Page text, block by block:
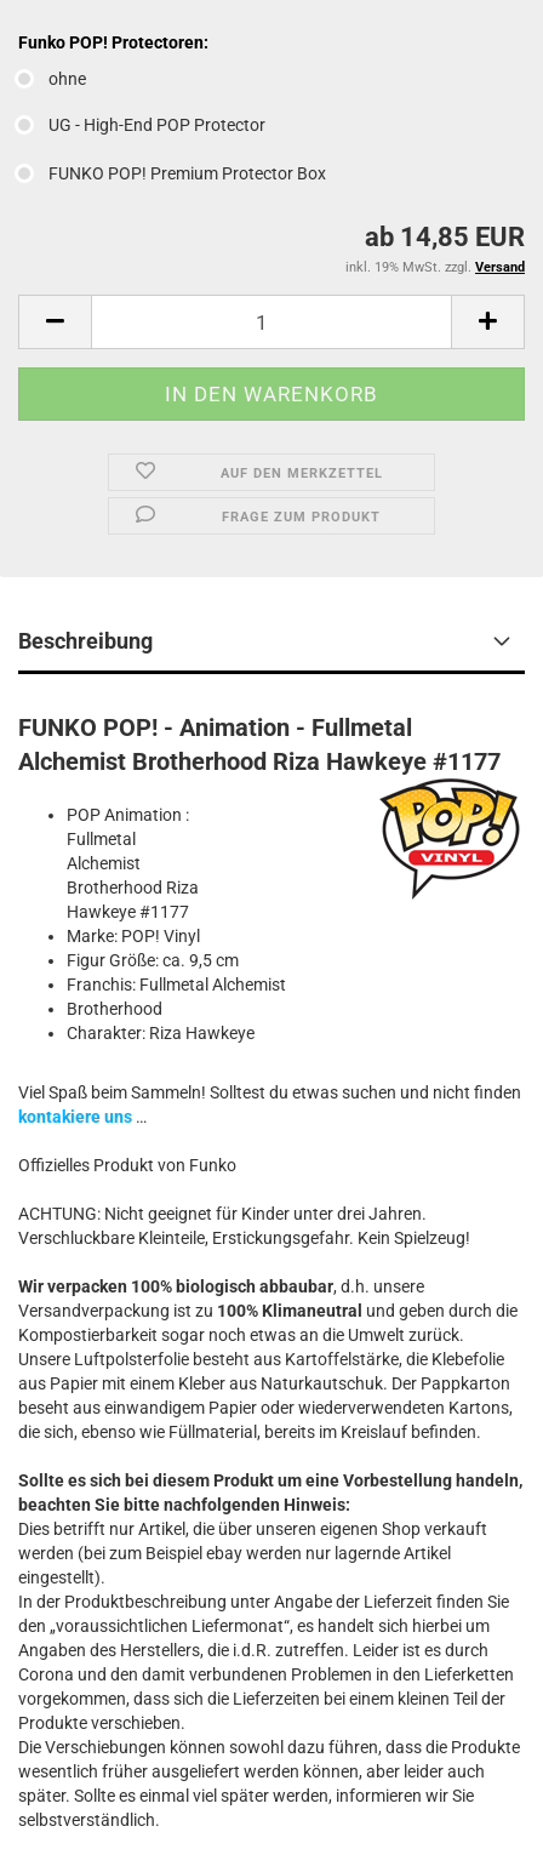
Funko POP! Protectoren:
ohne
UG - High-End POP Protector
FUNKO POP! Premium Protector Box
ab 14,85 EUR
inkl. 19% MwSt. zzgl. Versand
AUF DEN MERKZETTEL
FRAGE ZUM PRODUKT
Beschreibung
FUNKO POP! - Animation - Fullmetal
Alchemist Brotherhood Riza Hawkeye #1177
POP Animation :
Fullmetal
Alchemist
Brotherhood Riza
Hawkeye #1177
Marke: POP! Vinyl
Figur Größe: ca. 9,5 cm
Franchis: Fullmetal Alchemist
Brotherhood
Charakter: Riza Hawkeye
Viel Spaß beim Sammeln! Solltest du etwas suchen und nicht finden
kontakiere uns …
Offizielles Produkt von Funko
ACHTUNG: Nicht geeignet für Kinder unter drei Jahren.
Verschluckbare Kleinteile, Erstickungsgefahr. Kein Spielzeug!
Wir verpacken 100% biologisch abbaubar, d.h. unsere
Versandverpackung ist zu 100% Klimaneutral und geben durch die
Kompostierbarkeit sogar noch etwas an die Umwelt zurück.
Unsere Luftpolsterfolie besteht aus Kartoffelstärke, die Klebefolie
aus Papier mit einem Kleber aus Naturkautschuk. Der Pappkarton
beseht aus einwandigem Papier oder wiederverwendeten Kartons,
die sich, ebenso wie Füllmaterial, bereits im Kreislauf befinden.
Sollte es sich bei diesem Produkt um eine Vorbestellung handeln,
beachten Sie bitte nachfolgenden Hinweis:
Dies betrifft nur Artikel, die über unseren eigenen Shop verkauft
werden (bei zum Beispiel ebay werden nur lagernde Artikel
eingestellt).
In der Produktbeschreibung unter Angabe der Lieferzeit finden Sie
den „voraussichtlichen Liefermonat“, es handelt sich hierbei um
Angaben des Herstellers, die i.d.R. zutreffen. Leider ist es durch
Corona und den damit verbundenen Problemen in den Lieferketten
vorgekommen, dass sich die Lieferzeiten bei einem kleinen Teil der
Produkte verschieben.
Die Verschiebungen können sowohl dazu führen, dass die Produkte
wesentlich früher ausgeliefert werden können, aber leider auch
später. Sollte es einmal viel später werden, informieren wir Sie
selbstverständlich.